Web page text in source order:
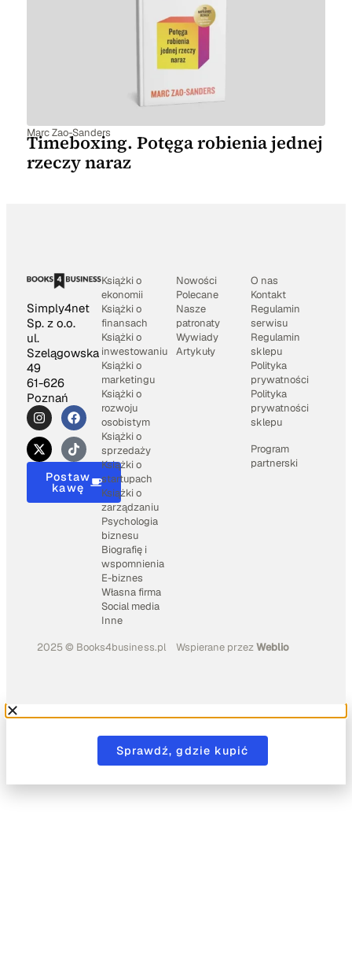
Marc Zao-Sanders
Timeboxing. Potęga robienia jednej
rzeczy naraz
Simply4net
Sp. z o.o.
ul.
Szelągowska
49
61-626
Poznań
Postaw
kawę
Książki o
ekonomii
Książki o
finansach
Książki o
inwestowaniu
Książki o
marketingu
Książki o
rozwoju
osobistym
Książki o
sprzedaży
Książki o
startupach
Książki o
zarządzaniu
Psychologia
biznesu
Biografię i
wspomnienia
E-biznes
Własna firma
Social media
Inne
Nowości
Polecane
Nasze
patronaty
Wywiady
Artykuły
O nas
Kontakt
Regulamin
serwisu
Regulamin
sklepu
Polityka
prywatności
Polityka
prywatności
sklepu
Program
partnerski
2025 © Books4business.pl Wspierane przezWeblio
Sprawdź, gdzie kupić